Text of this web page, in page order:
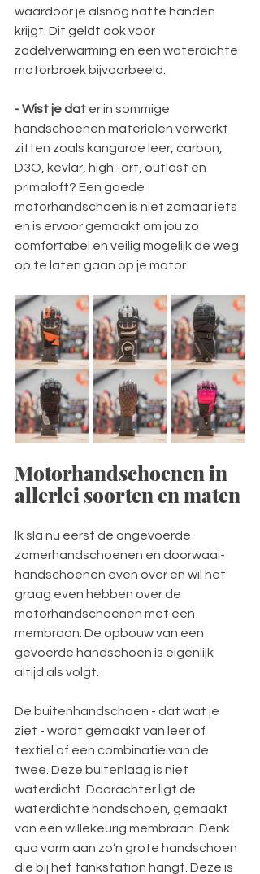
waardoor je alsnog natte handen
krijgt. Dit geldt ook voor
zadelverwarming en een waterdichte
motorbroek bijvoorbeeld.
- Wist je dat er in sommige
handschoenen materialen verwerkt
zitten zoals kangaroe leer, carbon,
D3O, kevlar, high -art, outlast en
primaloft? Een goede
motorhandschoen is niet zomaar iets
en is ervoor gemaakt om jou zo
comfortabel en veilig mogelijk de weg
op te laten gaan op je motor.
Motorhandschoenen in
allerlei soorten en maten
Ik sla nu eerst de ongevoerde
zomerhandschoenen en doorwaai-
handschoenen even over en wil het
graag even hebben over de
motorhandschoenen met een
membraan. De opbouw van een
gevoerde handschoen is eigenlijk
altijd als volgt.
De buitenhandschoen - dat wat je
ziet - wordt gemaakt van leer of
textiel of een combinatie van de
twee. Deze buitenlaag is niet
waterdicht. Daarachter ligt de
waterdichte handschoen, gemaakt
van een willekeurig membraan. Denk
qua vorm aan zo’n grote handschoen
die bij het tankstation hangt. Deze is